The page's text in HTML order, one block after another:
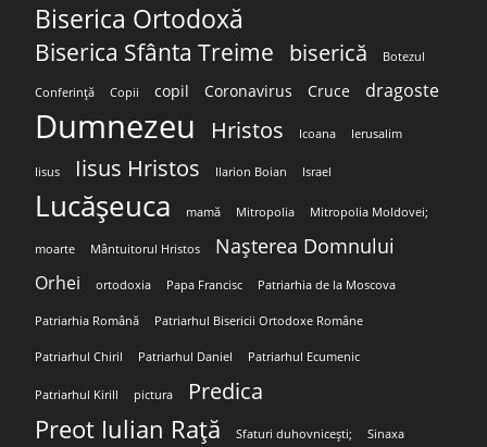
Biserica Ortodoxă
Biserica Sfânta Treime biserică Botezul
Conferință Copii copil Coronavirus Cruce dragoste
Dumnezeu Hristos Icoana Ierusalim
Iisus Iisus Hristos Ilarion Boian Israel
Lucășeuca mamă Mitropolia Mitropolia Moldovei;
moarte Mântuitorul Hristos Nașterea Domnului
Orhei ortodoxia Papa Francisc Patriarhia de la Moscova
Patriarhia Română Patriarhul Bisericii Ortodoxe Române
Patriarhul Chiril Patriarhul Daniel Patriarhul Ecumenic
Patriarhul Kirill pictura Predica
Preot Iulian Rață Sfaturi duhovnicești; Sinaxa